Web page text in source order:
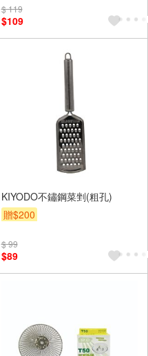
$ 119
$109
KIYODO不鏽鋼菜剉(粗孔)
贈$200
$ 99
$89